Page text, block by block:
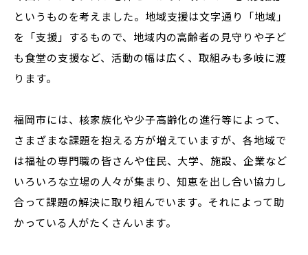
というものを考えました。地域支援は文字通り「地域」
を「支援」するもので、地域内の高齢者の見守りや子ど
も食堂の支援など、活動の幅は広く、取組みも多岐に渡
ります。
福岡市には、核家族化や少子高齢化の進行等によって、
さまざまな課題を抱える方が増えていますが、各地域で
は福祉の専門職の皆さんや住民、大学、施設、企業など
いろいろな立場の人々が集まり、知恵を出し合い協力し
合って課題の解決に取り組んでいます。それによって助
かっている人がたくさんいます。